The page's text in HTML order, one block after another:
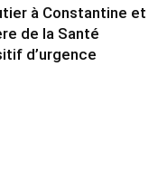
à Constantine et
de la Santé
d’urgence